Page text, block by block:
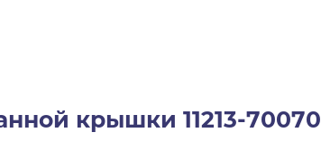
крышки 11213-70070